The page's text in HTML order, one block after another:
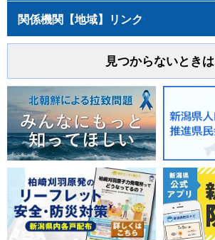
関係機関【地域】リンク
見つからないときは